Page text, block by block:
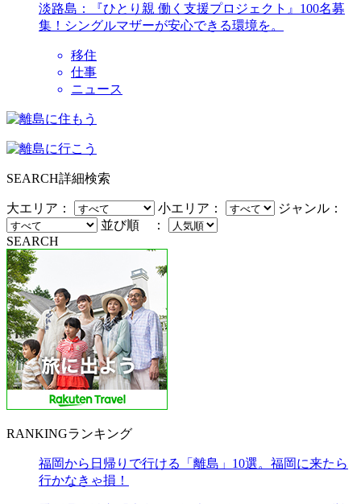
淡路島：『ひとり親 働く支援プロジェクト』100名募
集！シングルマザーが安心できる環境を。
移住
仕事
ニュース
SEARCH詳細検索
大エリア： 小エリア：
ジャンル：
並び順 ：
SEARCH
RANKINGランキング
福岡から日帰りで行ける「離島」10選。福岡に来たら
行かなきゃ損！